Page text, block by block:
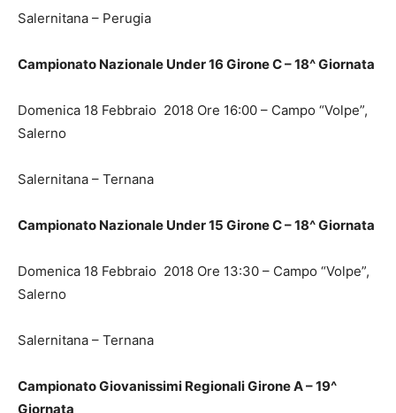
Salernitana – Perugia
Campionato Nazionale Under 16 Girone C – 18^ Giornata
Domenica 18 Febbraio 2018 Ore 16:00 – Campo “Volpe”,
Salerno
Salernitana – Ternana
Campionato Nazionale Under 15 Girone C – 18^ Giornata
Domenica 18 Febbraio 2018 Ore 13:30 – Campo “Volpe”,
Salerno
Salernitana – Ternana
Campionato Giovanissimi Regionali Girone A – 19^
Giornata